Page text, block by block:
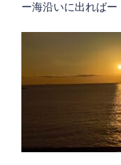
ー海沿いに出ればー